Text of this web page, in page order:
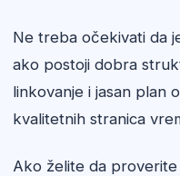
Ne treba očekivati da
ako postoji dobra
linkovanje i jasan plan
kvalitetnih stranica
Ako želite da